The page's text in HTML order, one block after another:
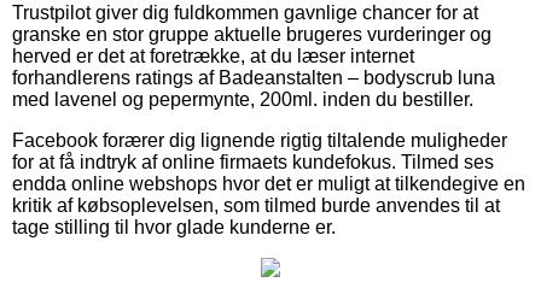
Trustpilot giver dig fuldkommen gavnlige chancer for at
granske en stor gruppe aktuelle brugeres vurderinger og
herved er det at foretrække, at du læser internet
forhandlerens ratings af Badeanstalten – bodyscrub luna
med lavenel og pepermynte, 200ml. inden du bestiller.
Facebook forærer dig lignende rigtig tiltalende muligheder
for at få indtryk af online firmaets kundefokus. Tilmed ses
endda online webshops hvor det er muligt at tilkendegive en
kritik af købsoplevelsen, som tilmed burde anvendes til at
tage stilling til hvor glade kunderne er.